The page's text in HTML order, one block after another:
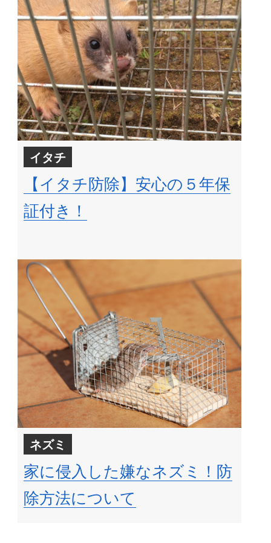
イタチ
【イタチ防除】安心の５年保
証付き！
ネズミ
家に侵入した嫌なネズミ！防
除方法について